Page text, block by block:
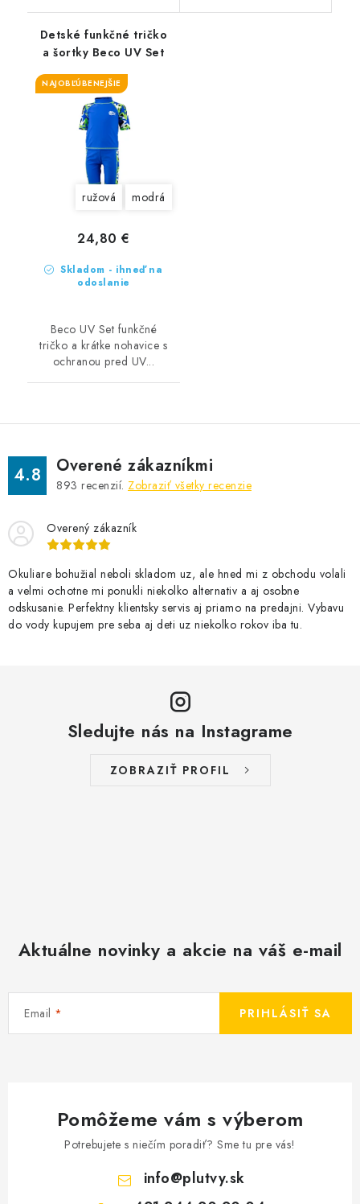
Detské funkčné tričko
a šortky Beco UV Set
NAJOBĽÚBENEJŠIE
ružová modrá
Skladom - ihneď na
odoslanie
24,80 €
Beco UV Set funkčné
tričko a krátke nohavice s
ochranou pred UV...
4.8 Overené zákazníkmi
893 recenzií. Zobraziť všetky recenzie
Overený zákazník
Okuliare bohužial neboli skladom uz, ale hned mi z obchodu volali
a velmi ochotne mi ponukli niekolko alternativ a aj osobne
odskusanie. Perfektny klientsky servis aj priamo na predajni. Vybavu
do vody kupujem pre seba aj deti uz niekolko rokov iba tu.
Sledujte nás na Instagrame
ZOBRAZIŤ PROFIL
Aktuálne novinky a akcie na váš e-mail
Email PRIHLÁSIŤ SA
Pomôžeme vám s výberom
Potrebujete s niečím poradiť? Sme tu pre vás!
info@plutvy.sk